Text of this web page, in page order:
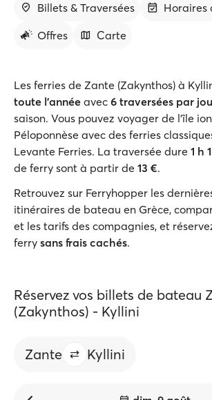
Billets & Traversées
Horaires
Offres
Carte
Les ferries de Zante (Zakynthos) à
toute l’année avec 6 traversées par
saison. Vous pouvez voyager de l'île
Péloponnèse avec des ferries
Levante Ferries. La traversée dure 1 h
de ferry sont à partir de 13 €.
Retrouvez sur Ferryhopper les
itinéraires de bateau en Grèce,
et les tarifs des compagnies, et
ferry sans frais cachés.
Réservez vos billets de bateau
(Zakynthos) - Kyllini
Zante Kyllini